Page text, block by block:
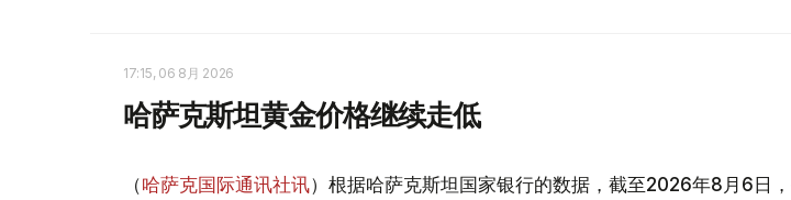
17:15, 06 8月 2026
哈萨克斯坦黄金价格继续走低
（哈萨克国际通讯社讯）根据哈萨克斯坦国家银行的数据，截至2026年8月6日